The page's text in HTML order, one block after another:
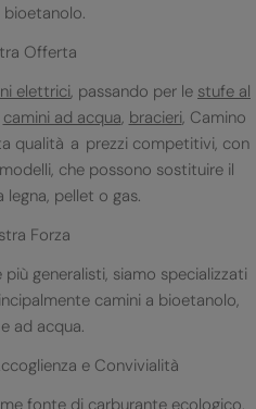
bioetanolo.
Offerta
elettrici, passando per le stufe al
camini ad acqua, bracieri, Camino
qualità a prezzi competitivi, con
che possono sostituire il
pellet o gas.
Forza
generalisti, siamo specializzati
camini a bioetanolo,
ad acqua.
e Convivialità
fonte di carburante ecologico.